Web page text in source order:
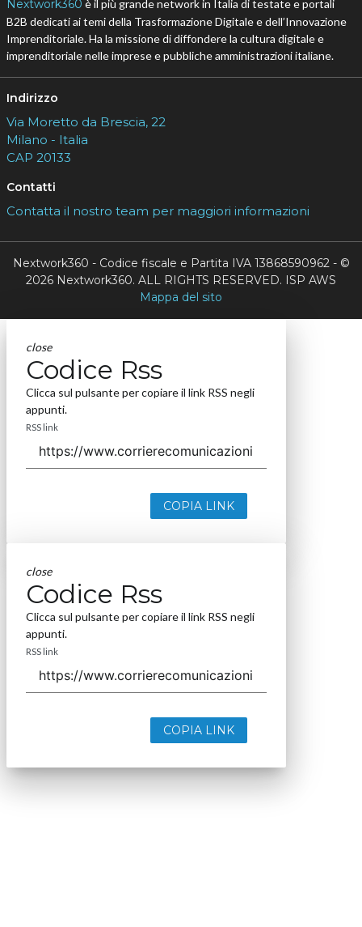
Nextwork360 è il più grande network in Italia di testate e portali
B2B dedicati ai temi della Trasformazione Digitale e dell’Innovazione
Imprenditoriale. Ha la missione di diffondere la cultura digitale e
imprenditoriale nelle imprese e pubbliche amministrazioni italiane.
Indirizzo
Via Moretto da Brescia, 22
Milano - Italia
CAP 20133
Contatti
Contatta il nostro team per maggiori informazioni
Nextwork360 - Codice fiscale e Partita IVA 13868590962 - ©
2026 Nextwork360. ALL RIGHTS RESERVED. ISP AWS
Mappa del sito
close
Codice Rss
Clicca sul pulsante per copiare il link RSS negli
appunti.
RSS link
COPIA LINK
close
Codice Rss
Clicca sul pulsante per copiare il link RSS negli
appunti.
RSS link
COPIA LINK